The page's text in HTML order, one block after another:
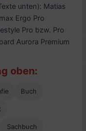
unten): Matias
Ergo Pro
Pro bzw. Pro
Aurora Premium
oben:
Buch
Sachbuch